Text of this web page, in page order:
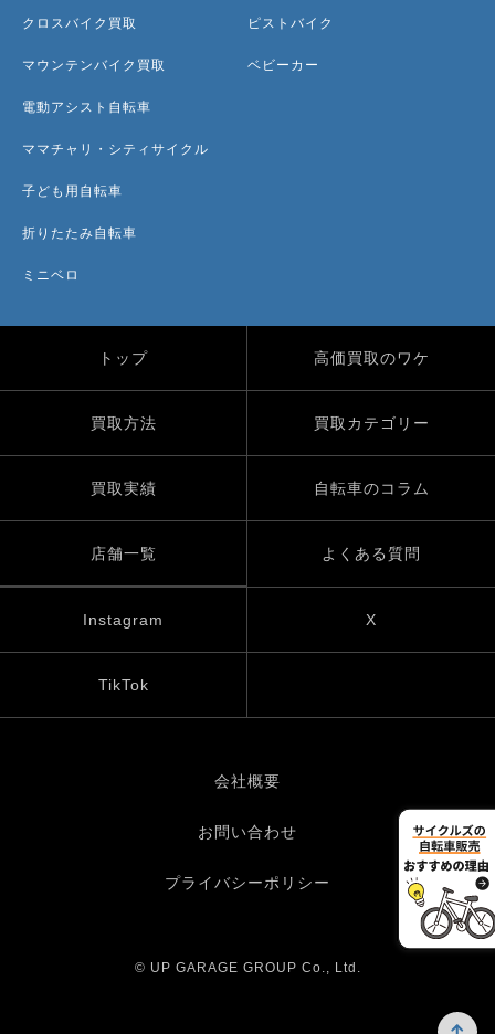
クロスバイク買取
マウンテンバイク買取
電動アシスト自転車
ママチャリ・シティサイクル
子ども用自転車
折りたたみ自転車
ミニベロ
ピストバイク
ベビーカー
トップ 高価買取のワケ
買取方法 買取カテゴリー
買取実績 自転車のコラム
店舗一覧 よくある質問
Instagram X
TikTok
会社概要
お問い合わせ
プライバシーポリシー
© UP GARAGE GROUP Co., Ltd.